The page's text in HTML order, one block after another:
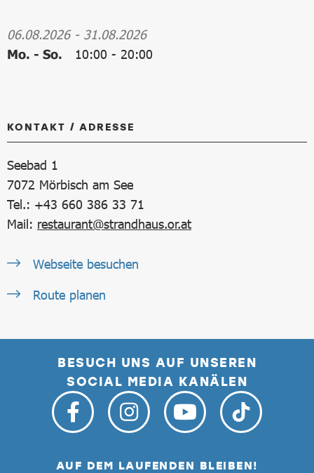
06.08.2026- 31.08.2026
Mo. - So.
10:00 - 20:00
KONTAKT / ADRESSE
Seebad 1
7072 Mörbisch am See
Tel.: +43 660 386 33 71
Mail: restaurant@strandhaus.or.at
Webseite besuchen
Route planen
BESUCH UNS AUF UNSEREN
SOCIAL MEDIA KANÄLEN
AUF DEM LAUFENDEN BLEIBEN!